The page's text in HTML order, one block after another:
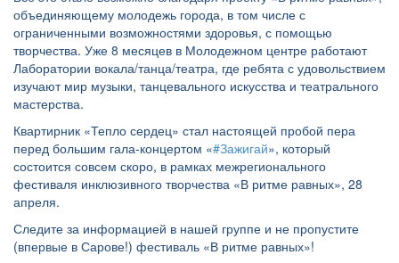
объединяющему молодежь города, в том числе с
ограниченными возможностями здоровья, с помощью
творчества. Уже 8 месяцев в Молодежном центре работают
Лаборатории вокала/танца/театра, где ребята с удовольствием
изучают мир музыки, танцевального искусства и театрального
мастерства.
Квартирник «Тепло сердец» стал настоящей пробой пера
перед большим гала-концертом «#Зажигай», который
состоится совсем скоро, в рамках межрегионального
фестиваля инклюзивного творчества «В ритме равных», 28
апреля.
Следите за информацией в нашей группе и не пропустите
(впервые в Сарове!) фестиваль «В ритме равных»!